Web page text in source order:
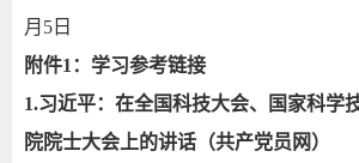
月 5 日
附件1 ：学习参考链接
1.习近平：在全国科技大会、国家科学
院院士大会上的讲话（共产党员网）